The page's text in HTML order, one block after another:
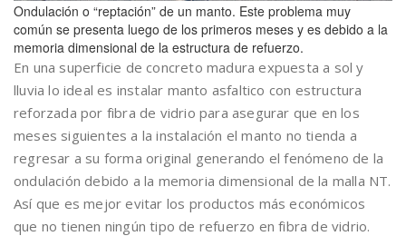
Ondulación o “reptación” de un manto. Este problema muy
común se presenta luego de los primeros meses y es debido a la
memoria dimensional de la estructura de refuerzo.
En una superficie de concreto madura expuesta a sol y
lluvia lo ideal es instalar manto asfaltico con estructura
reforzada por fibra de vidrio para asegurar que en los
meses siguientes a la instalación el manto no tienda a
regresar a su forma original generando el fenómeno de la
ondulación debido a la memoria dimensional de la malla NT.
Así que es mejor evitar los productos más económicos
que no tienen ningún tipo de refuerzo en fibra de vidrio.